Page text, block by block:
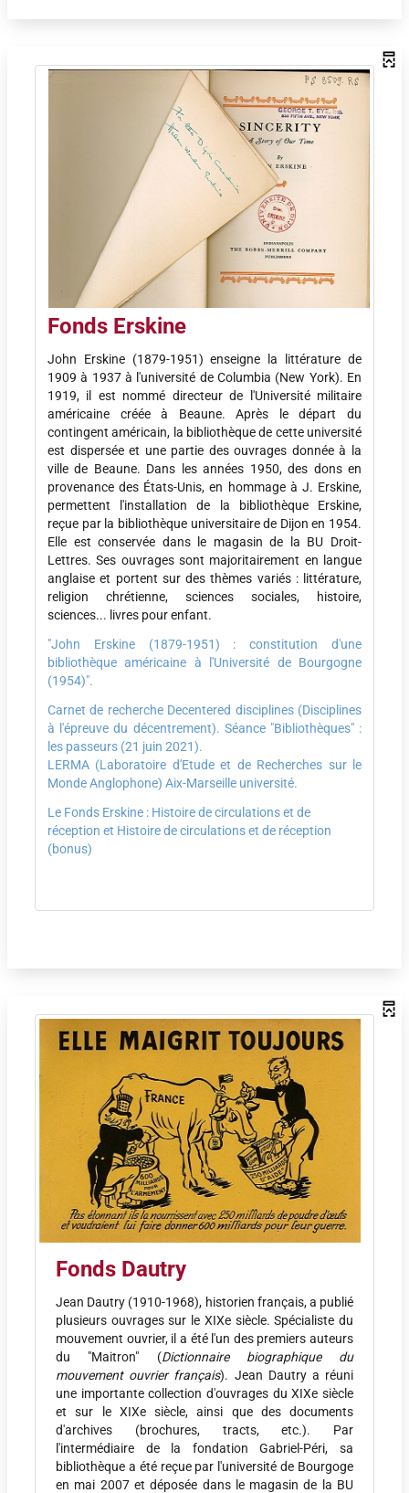
Fonds Erskine
John Erskine (1879-1951) enseigne la littérature de
1909 à 1937 à l'université de Columbia (New York). En
1919, il est nommé directeur de l'Université militaire
américaine créée à Beaune. Après le départ du
contingent américain, la bibliothèque de cette université
est dispersée et une partie des ouvrages donnée à la
ville de Beaune. Dans les années 1950, des dons en
provenance des États-Unis, en hommage à J. Erskine,
permettent l'installation de la bibliothèque Erskine,
reçue par la bibliothèque universitaire de Dijon en 1954.
Elle est conservée dans le magasin de la BU Droit-
Lettres. Ses ouvrages sont majoritairement en langue
anglaise et portent sur des thèmes variés : littérature,
religion chrétienne, sciences sociales, histoire,
sciences... livres pour enfant.
"John Erskine (1879-1951) : constitution d'une
bibliothèque américaine à l'Université de Bourgogne
(1954)".
Carnet de recherche Decentered disciplines (Disciplines
à l'épreuve du décentrement). Séance "Bibliothèques" :
les passeurs (21 juin 2021).
LERMA (Laboratoire d'Etude et de Recherches sur le
Monde Anglophone) Aix-Marseille université.
Le Fonds Erskine : Histoire de circulations et de
réception et Histoire de circulations et de réception
(bonus)
Fonds Dautry
Jean Dautry (1910-1968), historien français, a publié
plusieurs ouvrages sur le XIXe siècle. Spécialiste du
mouvement ouvrier, il a été l'un des premiers auteurs
du "Maitron" (Dictionnaire biographique du
mouvement ouvrier français). Jean Dautry a réuni
une importante collection d'ouvrages du XIXe siècle
et sur le XIXe siècle, ainsi que des documents
d'archives (brochures, tracts, etc.). Par
l'intermédiaire de la fondation Gabriel-Péri, sa
bibliothèque a été reçue par l'université de Bourgoge
en mai 2007 et déposée dans le magasin de la BU